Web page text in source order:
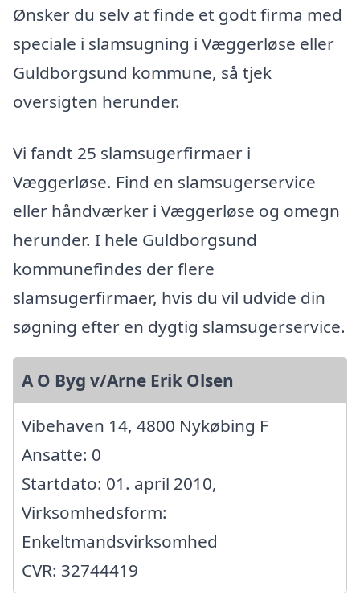
Ønsker du selv at finde et godt firma med
speciale i slamsugning i Væggerløse eller
Guldborgsund kommune, så tjek
oversigten herunder.
Vi fandt 25 slamsugerfirmaer i
Væggerløse. Find en slamsugerservice
eller håndværker i Væggerløse og omegn
herunder. I hele Guldborgsund
kommunefindes der flere
slamsugerfirmaer, hvis du vil udvide din
søgning efter en dygtig slamsugerservice.
A O Byg v/Arne Erik Olsen
Vibehaven 14, 4800 Nykøbing F
Ansatte: 0
Startdato: 01. april 2010,
Virksomhedsform:
Enkeltmandsvirksomhed
CVR: 32744419